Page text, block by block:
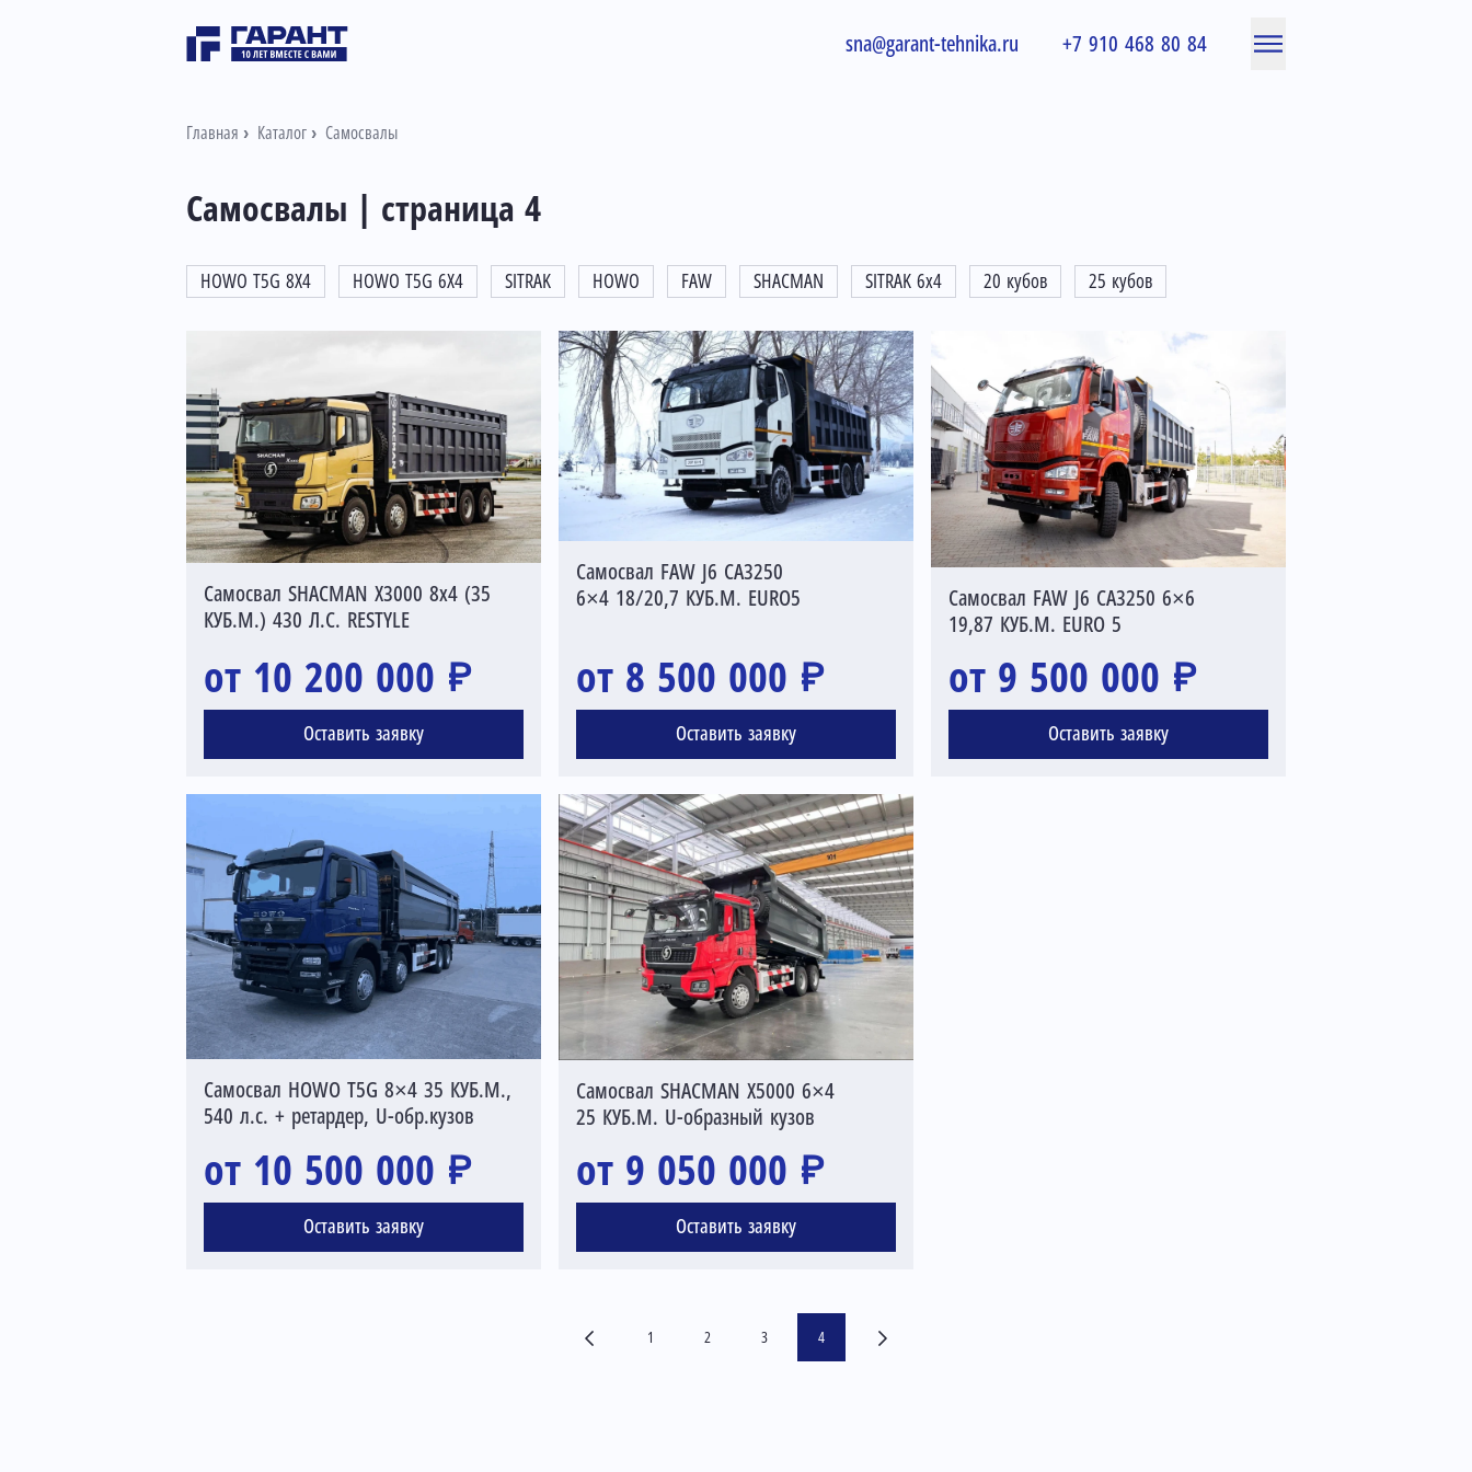
sna@garant-tehnika.ru +7 910 468 80 84
Главная Каталог Самосвалы
Самосвалы | страница 4
HOWO T5G 8X4 HOWO T5G 6X4 SITRAK HOWO FAW SHACMAN SITRAK 6x4 20 кубов 25 кубов
Самосвал SHACMAN X3000 8x4 (35
КУБ.М.) 430 Л.С. RESTYLE
от 10 200 000 ₽
Оставить заявку
Самосвал FAW J6 CA3250
6×4 18/20,7 КУБ.М. EURO5
от 8 500 000 ₽
Оставить заявку
Самосвал FAW J6 CA3250 6×6
19,87 КУБ.М. EURO 5
от 9 500 000 ₽
Оставить заявку
Самосвал HOWO T5G 8×4 35 КУБ.М.,
540 л.с. + ретардер, U-обр.кузов
от 10 500 000 ₽
Оставить заявку
Самосвал SHACMAN Х5000 6×4
25 КУБ.М. U-образный кузов
от 9 050 000 ₽
Оставить заявку
1 2 3 4